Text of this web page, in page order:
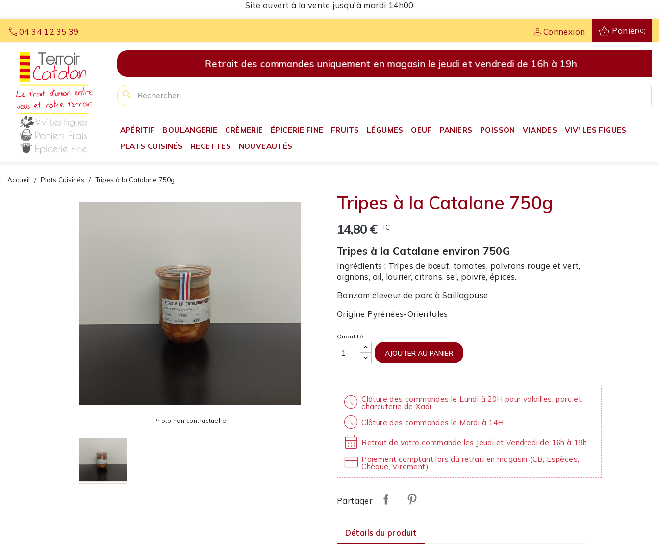
Site ouvert à la vente jusqu'à mardi 14h00
call04 34 12 35 39 personConnexion shopping_basket Panier(0)
Retrait des commandes uniquement en magasin le jeudi et vendredi de 16h à 19h
search
APÉRITIF BOULANGERIE CRÈMERIE ÉPICERIE FINE FRUITS LÉGUMES OEUF PANIERS POISSON VIANDES
VIV' LES FIGUES
PLATS CUISINÉS
RECETTES NOUVEAUTÉS
Accueil Plats Cuisinés Tripes à la Catalane 750g
Photo non contractuelle
Tripes à la Catalane 750g
14,80 €TTC
Tripes à la Catalane environ 750G
Ingrédients : Tripes de bœuf, tomates, poivrons rouge et vert,
oignons, ail, laurier, citrons, sel, poivre, épices.
Bonzom éleveur de porc à Saillagouse
Origine Pyrénées-Orientales
Quantité
AJOUTER AU PANIER
nest_clock_farsight_analog Clôture des commandes le Lundi à 20H pour volailles, porc et
charcuterie de Xadi
nest_clock_farsight_analog Clôture des commandes le Mardi à 14H
calendar_month Retrait de votre commande les Jeudi et Vendredi de 16h à 19h
credit_card Paiement comptant lors du retrait en magasin (CB, Espèces,
Chèque, Virement)
Partager
Détails du produit